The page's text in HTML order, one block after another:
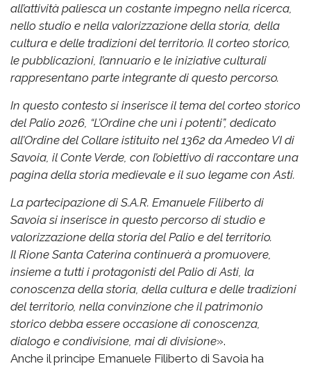
all’attività paliesca un costante impegno nella ricerca,
nello studio e nella valorizzazione della storia, della
cultura e delle tradizioni del territorio. Il corteo storico,
le pubblicazioni, l’annuario e le iniziative culturali
rappresentano parte integrante di questo percorso.
In questo contesto si inserisce il tema del corteo storico
del Palio 2026, “L’Ordine che unì i potenti”, dedicato
all’Ordine del Collare istituito nel 1362 da Amedeo VI di
Savoia, il Conte Verde, con l’obiettivo di raccontare una
pagina della storia medievale e il suo legame con Asti.
La partecipazione di S.A.R. Emanuele Filiberto di
Savoia si inserisce in questo percorso di studio e
valorizzazione della storia del Palio e del territorio.
Il Rione Santa Caterina continuerà a promuovere,
insieme a tutti i protagonisti del Palio di Asti, la
conoscenza della storia, della cultura e delle tradizioni
del territorio, nella convinzione che il patrimonio
storico debba essere occasione di conoscenza,
dialogo e condivisione, mai di divisione».
Anche il principe Emanuele Filiberto di Savoia ha